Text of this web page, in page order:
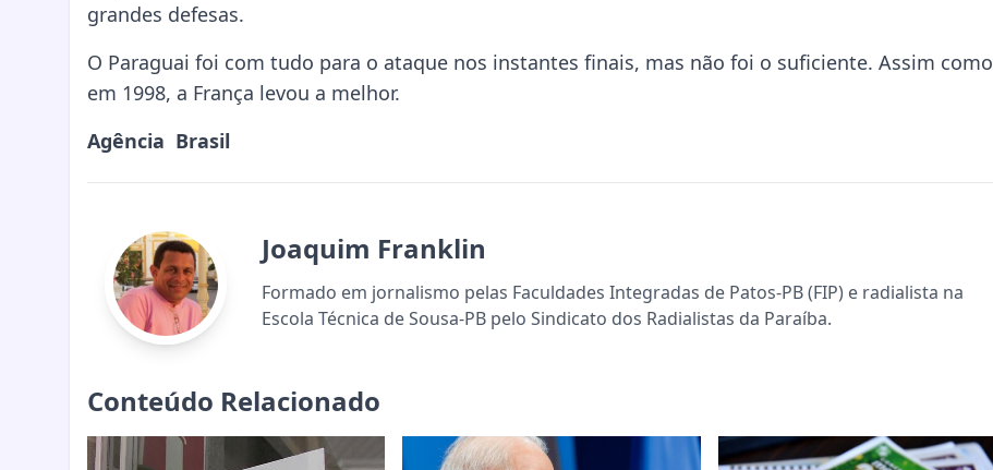
grandes defesas.
O Paraguai foi com tudo para o ataque nos instantes finais, mas não foi o suficiente. Assim como
em 1998, a França levou a melhor.
Agência Brasil
Joaquim Franklin
Formado em jornalismo pelas Faculdades Integradas de Patos-PB (FIP) e radialista na
Escola Técnica de Sousa-PB pelo Sindicato dos Radialistas da Paraíba.
Conteúdo Relacionado